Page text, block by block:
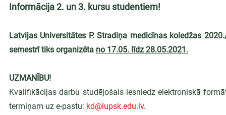
Informācija 2. un 3. kursu studentiem!
Latvijas Universitātes P. Stradiņa medicīnas koledžas
semestrī tiks organizēta no 17.05. līdz 28.05.2021.
UZMANĪBU!
Kvalifikācijas darbu studējošais iesniedz elektroniskā
termiņam uz e-pastu: kd@lupsk.edu.lv.